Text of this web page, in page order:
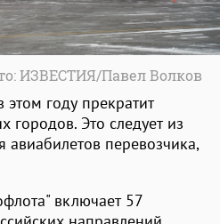
ИЗВЕСТИЯ/Павел Волков
году прекратит
городов. Это следует из
перевозчика,
включает 57